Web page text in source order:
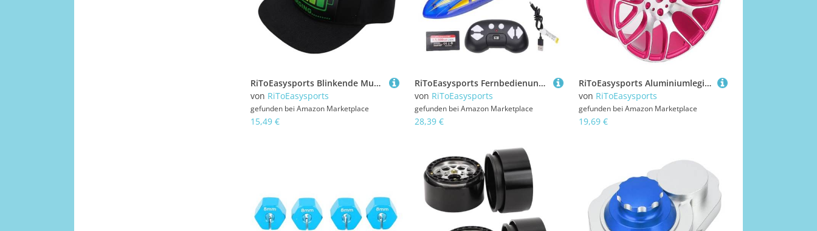
RiToEasysports Blinkende Musikkappe, Ein Sound Aktivierter DJ -Hut mit Einstellbarem Passform, Dynamischem Visuellem Erlebnis und Einzigartiger Präsentierter Idee für Festivals, Partys und (JHC02)
von RiToEasysports
gefunden bei Amazon Marketplace
15,49 €
RiToEasysports Fernbedienungsboot, Doppelseitiges Stunt -Rcing RC -Boot mit Licht für Pools und Seen (Blue)
von RiToEasysports
gefunden bei Amazon Marketplace
28,39 €
RiToEasysports Aluminiumlegierung RC Rad Felgen für 1/12 Skala MN128 MN86 G500 RC-Autos Erhöht die Stabilität der Straße, Leistungsoptimierte, Verstärkte Struktur, Multi-Oberfläch (PINK)
von RiToEasysports
gefunden bei Amazon Marketplace
19,69 €